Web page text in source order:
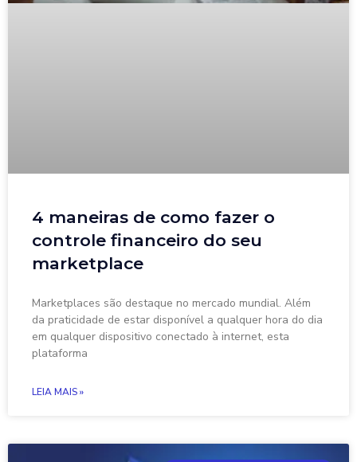
4 maneiras de como fazer o
controle financeiro do seu
marketplace
Marketplaces são destaque no mercado mundial. Além
da praticidade de estar disponível a qualquer hora do dia
em qualquer dispositivo conectado à internet, esta
plataforma
LEIA MAIS »